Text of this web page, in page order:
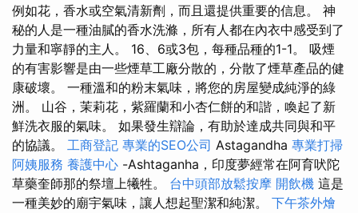
例如花，香水或空氣清新劑，而且還提供重要的信息。 神
秘的人是一種油膩的香水洗滌，所有人都在內衣中感受到了
力量和寧靜的主人。 16、6或3包，每種品種的1-1。 吸煙
的有害影響是由一些煙草工廠分散的，分散了煙草產品的健
康破壞。 一種溫和的粉末氣味，將您的房屋變成純淨的綠
洲。 山谷，茉莉花，紫羅蘭和小杏仁餅的和諧，喚起了新
鮮洗衣服的氣味。 如果發生辯論，有助於達成共同與和平
的協議。 工商登記 專業的SEO公司 Astagandha 專業打掃
阿姨服務 養護中心 -Ashtaganha，印度夢經常在阿育吠陀
草藥奎師那的祭壇上犧牲。 台中頭部放鬆按摩 開飲機 這是
一種美妙的廟宇氣味，讓人想起聖潔和純潔。 下午茶外燴